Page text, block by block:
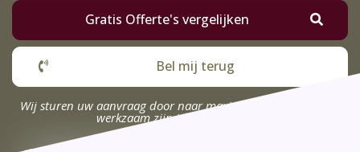
Gratis Offerte's vergelijken
Bel mij terug
Wij sturen uw aanvraag door naar maximaal 4 bedrijven die
werkzaam zijn in uw omgeving.